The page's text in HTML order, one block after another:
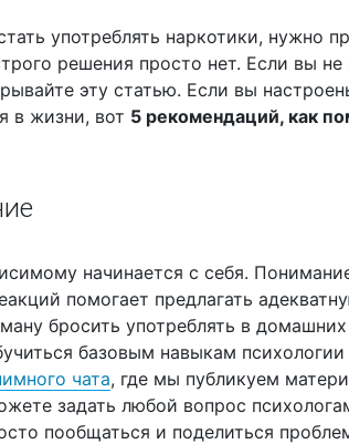
употреблять наркотики, нужно
решения просто нет. Если вы не
эту статью. Если вы
в жизни, вот 5 рекомендаций, как
начинается с себя.
помогает предлагать
бросить употреблять в домашних
базовым навыкам
чата, где мы публикуем
задать любой вопрос
пообщаться и поделиться